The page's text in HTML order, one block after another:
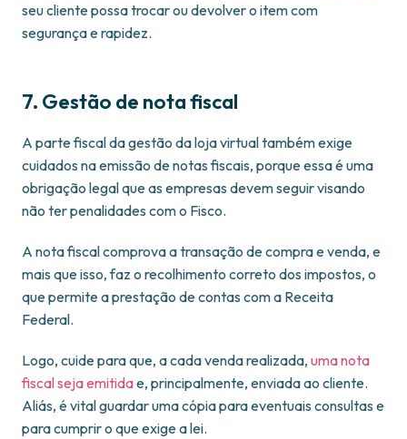
seu cliente possa trocar ou devolver o item com
segurança e rapidez.
7. Gestão de nota fiscal
A parte fiscal da gestão da loja virtual também exige
cuidados na emissão de notas fiscais, porque essa é uma
obrigação legal que as empresas devem seguir visando
não ter penalidades com o Fisco.
A nota fiscal comprova a transação de compra e venda, e
mais que isso, faz o recolhimento correto dos impostos, o
que permite a prestação de contas com a Receita
Federal.
Logo, cuide para que, a cada venda realizada, uma nota
fiscal seja emitidae, principalmente, enviada ao cliente.
Aliás, é vital guardar uma cópia para eventuais consultas e
para cumprir o que exige a lei.